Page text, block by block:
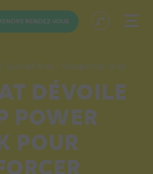
RENDEZ-VOUS
/ Social Ads / Snapchat Ads
DÉVOILE
POWER
POUR